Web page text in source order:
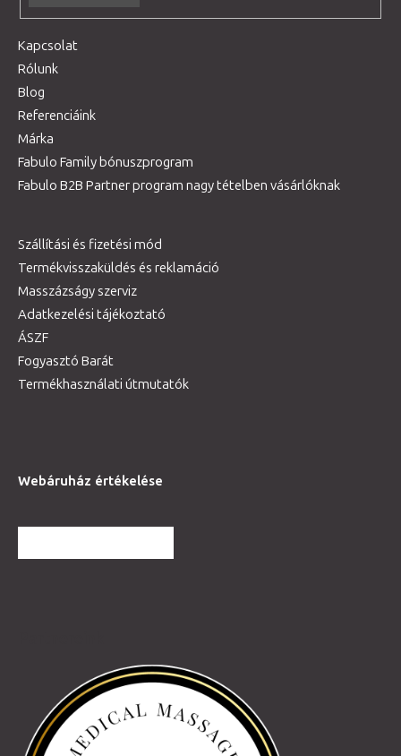
Kapcsolat
Rólunk
Blog
Referenciáink
Márka
Fabulo Family bónuszprogram
Fabulo B2B Partner program nagy tételben vásárlóknak
Szállítási és fizetési mód
Termékvisszaküldés és reklamáció
Masszázságy szerviz
Adatkezelési tájékoztató
ÁSZF
Fogyasztó Barát
Termékhasználati útmutatók
Webáruház értékelése